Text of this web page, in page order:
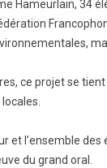
Hameurlain, 34
ce projet se
et l’ensemble
du grand oral.